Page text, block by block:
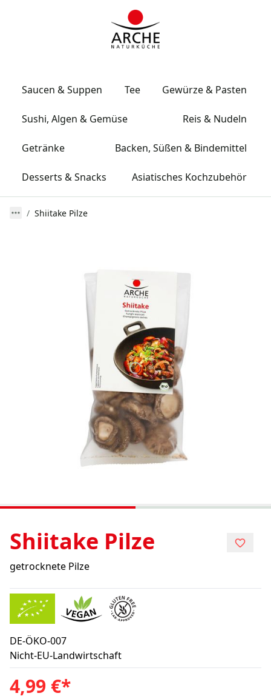
Saucen & Suppen Tee Gewürze & Pasten
Sushi, Algen & Gemüse Reis & Nudeln
Getränke Backen, Süßen & Bindemittel
Desserts & Snacks Asiatisches Kochzubehör
Shiitake Pilze
Shiitake Pilze
getrocknete Pilze
DE-ÖKO-007
Nicht-EU-Landwirtschaft
4,99 €*